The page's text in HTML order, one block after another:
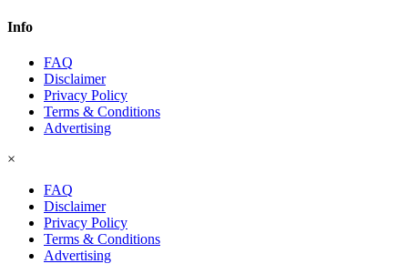
Info
FAQ
Disclaimer
Privacy Policy
Terms & Conditions
Advertising
×
FAQ
Disclaimer
Privacy Policy
Terms & Conditions
Advertising